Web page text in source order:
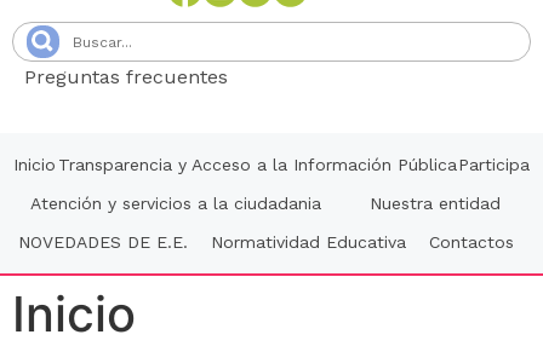
Preguntas frecuentes
Inicio Transparencia y Acceso a la Información PúblicaParticipa
Atención y servicios a la ciudadania
Nuestra entidad
NOVEDADES DE E.E.
Normatividad Educativa Contactos
Inicio